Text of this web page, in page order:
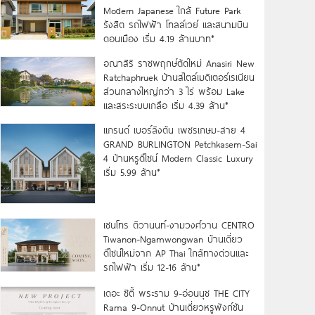
Modern Japanese ใกล้ Future Park
รังสิต รถไฟฟ้า โทลล์เวย์ และสนามบิน
ดอนเมือง เริ่ม 4.19 ล้านบาท*
อณาสิริ ราชพฤกษ์ตัดใหม่ Anasiri New
Ratchaphruek บ้านสไตล์เมดิเตอร์เรเนียน
ส่วนกลางใหญ่กว่า 3 ไร่ พร้อม Lake
และสระระบบเกลือ เริ่ม 4.39 ล้าน*
แกรนด์ เบอร์ลิงตัน เพชรเกษม-สาย 4
GRAND BURLINGTON Petchkasem-Sai
4 บ้านหรูดีไซน์ Modern Classic Luxury
เริ่ม 5.99 ล้าน*
เซนโทร ติวานนท์-งามวงศ์วาน CENTRO
Tiwanon-Ngamwongwan บ้านเดี่ยว
ดีไซน์ใหม่จาก AP Thai ใกล้ทางด่วนและ
รถไฟฟ้า เริ่ม 12-16 ล้าน*
เดอะ ซิตี้ พระราม 9-อ่อนนุช THE CITY
Rama 9-Onnut บ้านเดี่ยวหรูฟังก์ชัน